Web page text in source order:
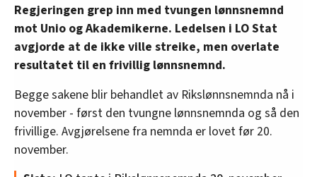
Regjeringen grep inn med tvungen lønnsnemnd
mot Unio og Akademikerne. Ledelsen i LO Stat
avgjorde at de ikke ville streike, men overlate
resultatet til en frivillig lønnsnemnd.
Begge sakene blir behandlet av Rikslønnsnemnda nå i
november - først den tvungne lønnsnemnda og så den
frivillige. Avgjørelsene fra nemnda er lovet før 20.
november.